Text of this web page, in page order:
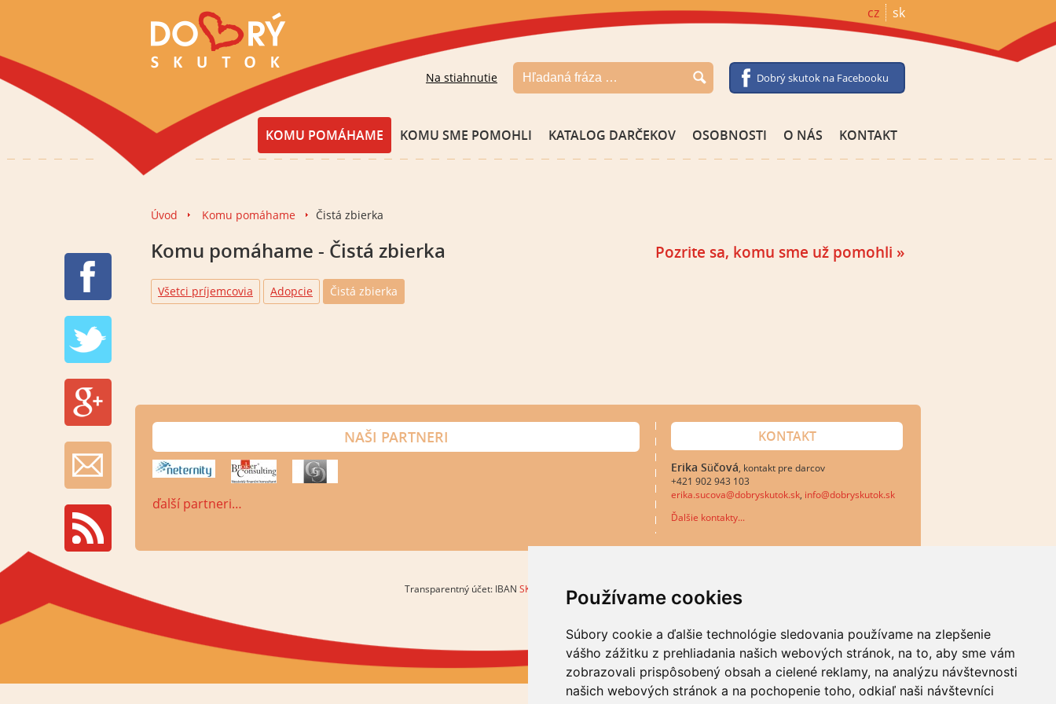
Používame cookies
Súbory cookie a ďalšie technológie sledovania používame na zlepšenie
vášho zážitku z prehliadania našich webových stránok, na to, aby sme vám
zobrazovali prispôsobený obsah a cielené reklamy, na analýzu návštevnosti
našich webových stránok a na pochopenie toho, odkiaľ naši návštevníci
cz sk
Dobrý skutok na Facebooku
Na stiahnutie
KOMU POMÁHAME KOMU SME POMOHLI KATALOG DARČEKOV OSOBNOSTI O NÁS KONTAKT
Úvod Komu pomáhame Čistá zbierka
Komu pomáhame - Čistá zbierka Pozrite sa, komu sme už pomohli »
Všetci príjemcovia Adopcie Čistá zbierka
NAŠI PARTNERI
ďalší partneri…
KONTAKT
Erika Süčová, kontakt pre darcov
+421 902 943 103
erika.sucova@dobryskutok.sk, info@dobryskutok.sk
Ďalšie kontakty...
Transparentný účet: IBAN SK6283300000002002038140